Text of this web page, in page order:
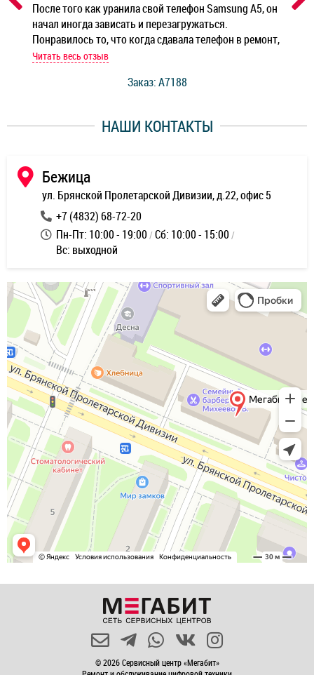
После того как уранила свой телефон Samsung A5, он
начал иногда зависать и перезагружаться.
Понравилось то, что когда сдавала телефон в ремонт,
мастер при мне сделал быструю диагностику и сказал
работы и оперативность!
Читать весь отзыв
Заказ: A7188
НАШИ КОНТАКТЫ
Бежица
ул. Брянской Пролетарской Дивизии, д.22, офис 5
+7 (4832) 68-72-20
Пн-Пт: 10:00 - 19:00 Сб: 10:00 - 15:00
Вс: выходной
© 2026 Сервисный центр «Мегабит»